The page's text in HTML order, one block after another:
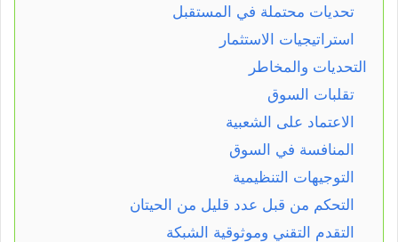
تحديات محتملة في المستقبل
استراتيجيات الاستثمار
التحديات والمخاطر
تقلبات السوق
الاعتماد على الشعبية
المنافسة في السوق
التوجيهات التنظيمية
التحكم من قبل عدد قليل من الحيتان
التقدم التقني وموثوقية الشبكة